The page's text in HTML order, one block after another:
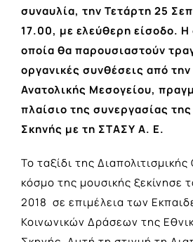
συναυλία, την Τετάρτη 25
17.00, με ελεύθερη είσοδο. Η
οποία θα παρουσιαστούν
οργανικές συνθέσεις από
Ανατολικής Μεσογείου,
πλαίσιο της συνεργασίας
Σκηνής με τη ΣΤΑΣΥ Α. Ε.
Το ταξίδι της
κόσμο της μουσικής ξεκίνησε
2018 σε επιμέλεια των
Κοινωνικών Δράσεων της